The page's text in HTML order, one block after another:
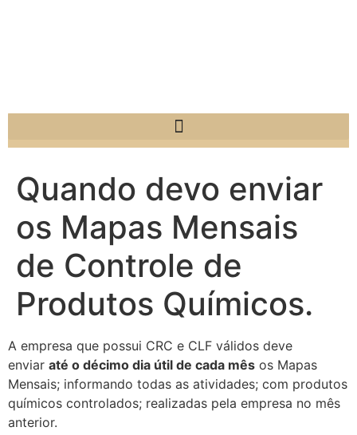
Quando devo enviar
os Mapas Mensais
de Controle de
Produtos Químicos.
A empresa que possui CRC e CLF válidos deve
enviar até o décimo dia útil de cada mês os Mapas
Mensais; informando todas as atividades; com produtos
químicos controlados; realizadas pela empresa no mês
anterior.